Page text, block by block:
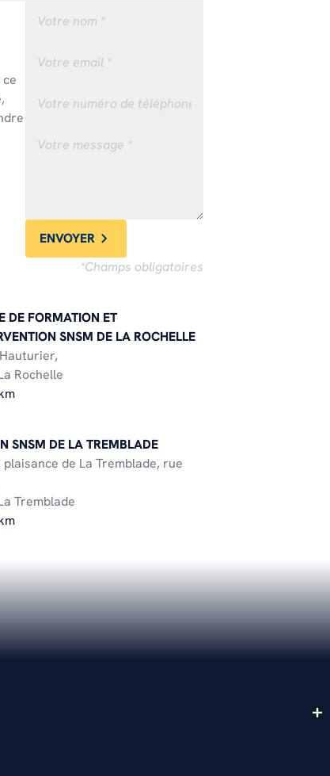
ENVOYER
*Champs obligatoires
DE FORMATION ET
SNSM DE LA ROCHELLE
Rochelle
SNSM DE LA TREMBLADE
plaisance de La Tremblade, rue
Tremblade